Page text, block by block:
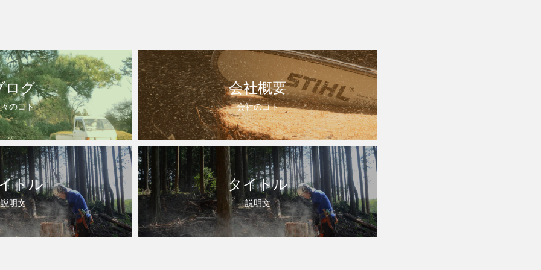
ログ
のコト
会社概要
会社のコト
トル
説明文
タイトル
説明文